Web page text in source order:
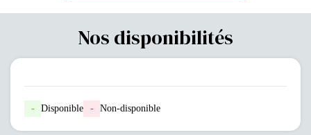
Nos disponibilités
- Disponible - Non-disponible